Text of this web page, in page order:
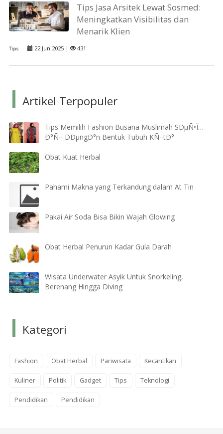
Tips Jasa Arsitek Lewat Sosmed:
Meningkatkan Visibilitas dan
Menarik Klien
Tips 22 Jun 2025 | 431
Artikel Terpopuler
Tips Memilih Fashion Busana Muslimah SÐµÑ•Ï…
Ð°Ñ– DÐµngÐ°n Bentuk Tubuh KÑ–tÐ°
Obat Kuat Herbal
Pahami Makna yang Terkandung dalam At Tin
Pakai Air Soda Bisa Bikin Wajah Glowing
Obat Herbal Penurun Kadar Gula Darah
Wisata Underwater Asyik Untuk Snorkeling,
Berenang Hingga Diving
Kategori
Fashion Obat Herbal Pariwisata Kecantikan
Kuliner Politik Gadget Tips Teknologi
Pendidikan Pendidikan